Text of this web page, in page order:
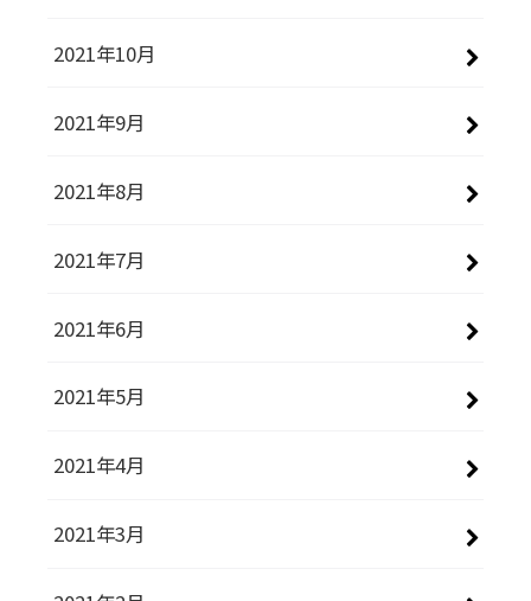
2021年10月
2021年9月
2021年8月
2021年7月
2021年6月
2021年5月
2021年4月
2021年3月